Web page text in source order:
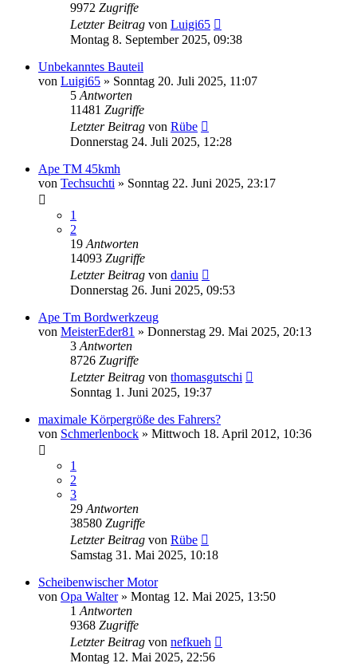
9972 Zugriffe
Letzter Beitrag von Luigi65
Montag 8. September 2025, 09:38
Unbekanntes Bauteil
von Luigi65 » Sonntag 20. Juli 2025, 11:07
5 Antworten
11481 Zugriffe
Letzter Beitrag von Rübe
Donnerstag 24. Juli 2025, 12:28
Ape TM 45kmh
von Techsuchti » Sonntag 22. Juni 2025, 23:17
1
2
19 Antworten
14093 Zugriffe
Letzter Beitrag von daniu
Donnerstag 26. Juni 2025, 09:53
Ape Tm Bordwerkzeug
von MeisterEder81 » Donnerstag 29. Mai 2025, 20:13
3 Antworten
8726 Zugriffe
Letzter Beitrag von thomasgutschi
Sonntag 1. Juni 2025, 19:37
maximale Körpergröße des Fahrers?
von Schmerlenbock » Mittwoch 18. April 2012, 10:36
1
2
3
29 Antworten
38580 Zugriffe
Letzter Beitrag von Rübe
Samstag 31. Mai 2025, 10:18
Scheibenwischer Motor
von Opa Walter» Montag 12. Mai 2025, 13:50
1 Antworten
9368 Zugriffe
Letzter Beitrag von nefkueh
Montag 12. Mai 2025, 22:56